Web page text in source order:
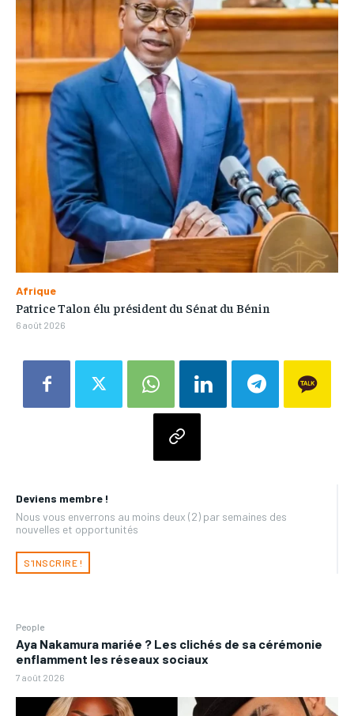
Deviens membre !
Nous vous enverrons au moins deux (2) par semaines des
nouvelles et opportunités
S'INSCRIRE !
People
Aya Nakamura mariée ? Les clichés de sa cérémonie
enflamment les réseaux sociaux
7 août 2026
Afrique
Patrice Talon élu président du Sénat du Bénin
6 août 2026